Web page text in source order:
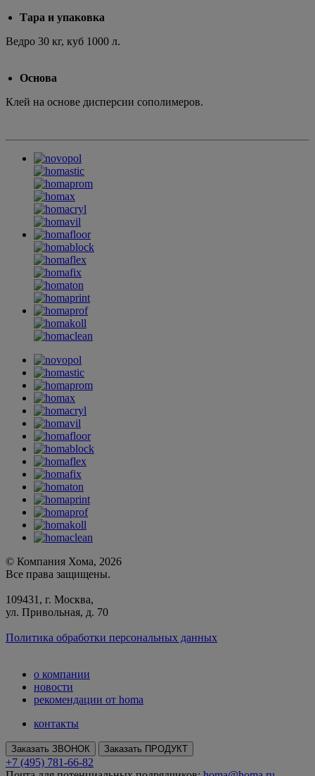
Тара и упаковка
Ведро 30 кг, куб 1000 л.
Основа
Клей на основе дисперсии сополимеров.
© Компания Хома, 2026
Все права защищены.
109431, г. Москва,
ул. Привольная, д. 70
Политика обработки персональных данных
о компании
новости
рекомендации от homa
контакты
Заказать ЗВОНОК Заказать ПРОДУКТ
+7 (495) 781-66-82